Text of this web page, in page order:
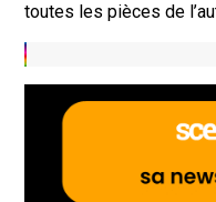
toutes les pièces de